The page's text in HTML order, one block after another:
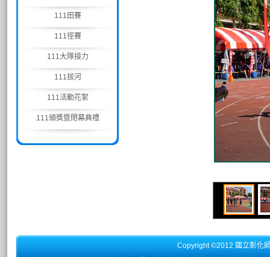
111田賽
111徑賽
111大隊接力
111拔河
111活動花絮
111頒獎暨閉幕典禮
Copyright ©2012 國立彰化